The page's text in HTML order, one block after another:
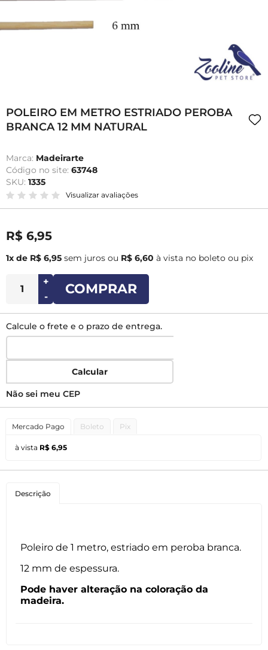
POLEIRO EM METRO ESTRIADO PEROBA
BRANCA 12 MM NATURAL
Marca: Madeirarte
Código no site: 63748
SKU: 1335
Visualizar avaliações
R$ 6,95
1x de R$ 6,95 sem juros ou R$ 6,60 à vista no boleto ou pix
+
-
COMPRAR
Calcule o frete e o prazo de entrega.
Calcular
Não sei meu CEP
Mercado Pago Boleto Pix
à vista R$ 6,95
Descrição
Poleiro de 1 metro, estriado em peroba branca.
12 mm de espessura.
Pode haver alteração na coloração da
madeira.